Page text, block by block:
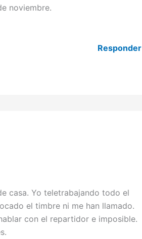
noviembre.
Responder
casa. Yo teletrabajando todo el
el timbre ni me han llamado.
con el repartidor e imposible.